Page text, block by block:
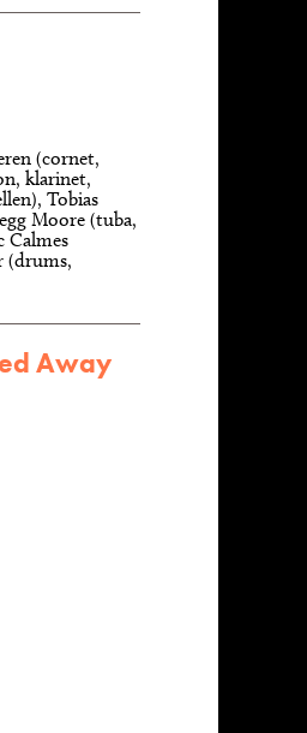
(cornet,
klarinet,
Tobias
Moore (tuba,
Calmes
(drums,
Away